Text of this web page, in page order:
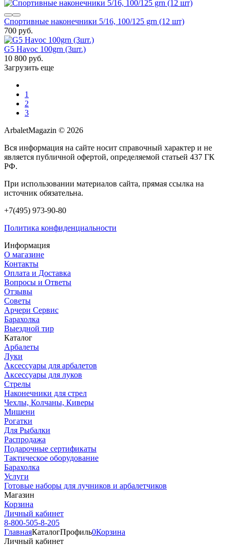
Спортивные наконечники 5/16, 100/125 grn (12 шт)
700 руб.
G5 Havoc 100grn (3шт.)
10 800 руб.
Загрузить еще
1
2
3
ArbaletMagazin © 2026
Вся информация на сайте носит справочный характер и не
является публичной офертой, определяемой статьей 437 ГК
РФ.
При использовании материалов сайта, прямая ссылка на
источник обязательна.
+7(495) 973-90-80
Политика конфиденциальности
Информация
О магазине
Контакты
Оплата и Доставка
Вопросы и Ответы
Отзывы
Советы
Арчери Сервис
Барахолка
Выездной тир
Каталог
Арбалеты
Луки
Аксессуары для арбалетов
Аксессуары для луков
Стрелы
Наконечники для стрел
Чехлы, Колчаны, Киверы
Мишени
Рогатки
Для Рыбалки
Распродажа
Подарочные сертификаты
Тактическое оборудование
Барахолка
Услуги
Готовые наборы для лучников и арбалетчиков
Магазин
Корзина
Личный кабинет
8-800-505-8-205
ГлавнаяКаталогПрофиль0Корзина
Личный кабинет